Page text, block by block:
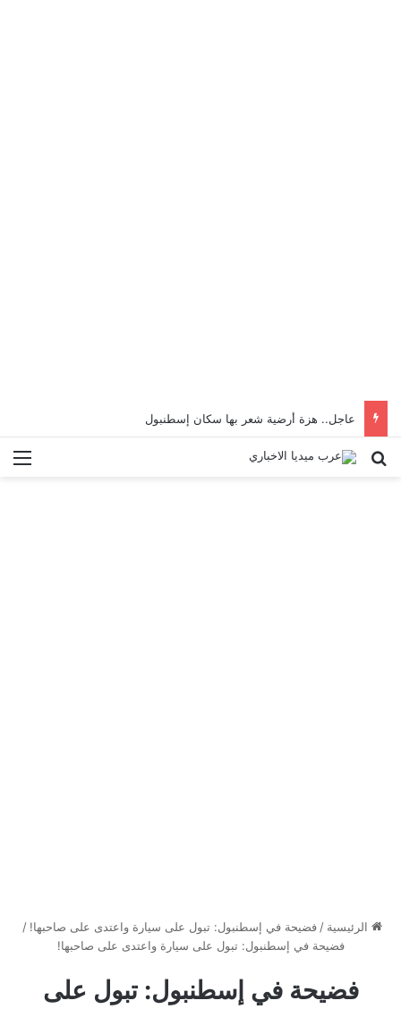
عاجل.. هزة أرضية شعر بها سكان إسطنبول
بحث عن
الرئيسية / فضيحة في إسطنبول: تبول على سيارة واعتدى على صاحبها! /
فضيحة في إسطنبول: تبول على سيارة واعتدى على صاحبها!
فضيحة في إسطنبول: تبول على